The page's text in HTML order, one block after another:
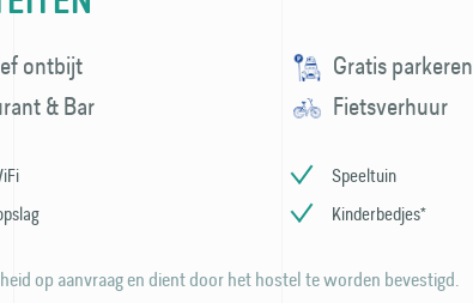
ontbijt
& Bar
Gratis parkeren
Fietsverhuur
Speeltuin
Kinderbedjes*
op aanvraag en dient door het hostel te worden bevestigd.